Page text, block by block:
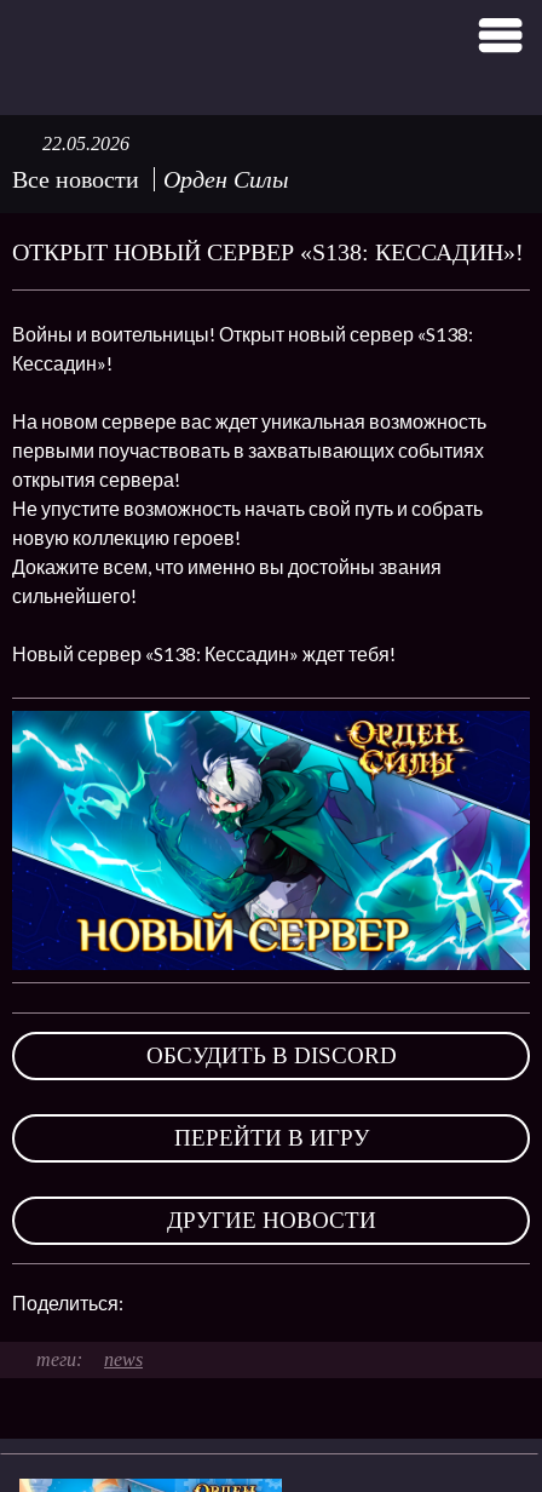
Все новости Орден Силы
22.05.2026
ОТКРЫТ НОВЫЙ СЕРВЕР «S138: КЕССАДИН»!
Войны и воительницы! Открыт новый сервер «S138:
Кессадин»!
На новом сервере вас ждет уникальная возможность
первыми поучаствовать в захватывающих событиях
открытия сервера!
Не упустите возможность начать свой путь и собрать
новую коллекцию героев!
Докажите всем, что именно вы достойны звания
сильнейшего!
Новый сервер «S138: Кессадин» ждет тебя!
ОБСУДИТЬ В DISCORD
ПЕРЕЙТИ В ИГРУ
ДРУГИЕ НОВОСТИ
Поделиться:
news